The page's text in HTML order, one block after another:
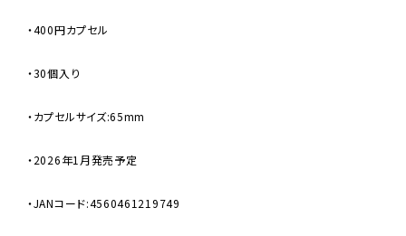
・400円カプセル
・30個入り
・カプセルサイズ:65mm
・2026年1月発売予定
・JANコード:4560461219749